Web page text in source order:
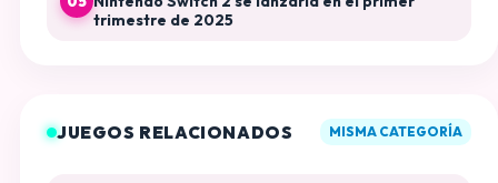
trimestre de 2025
JUEGOS RELACIONADOS MISMA CATEGORÍA